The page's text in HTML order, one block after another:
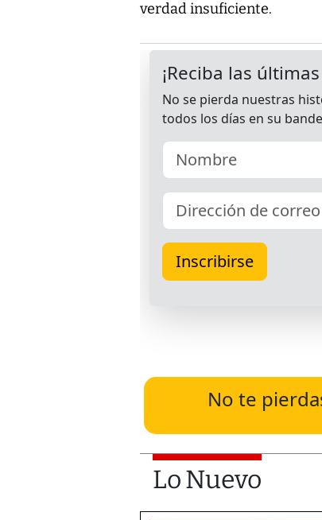
verdad insuficiente.
No te
Lo Nuevo